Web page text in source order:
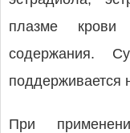
плазме
содержания.
поддерживается
При